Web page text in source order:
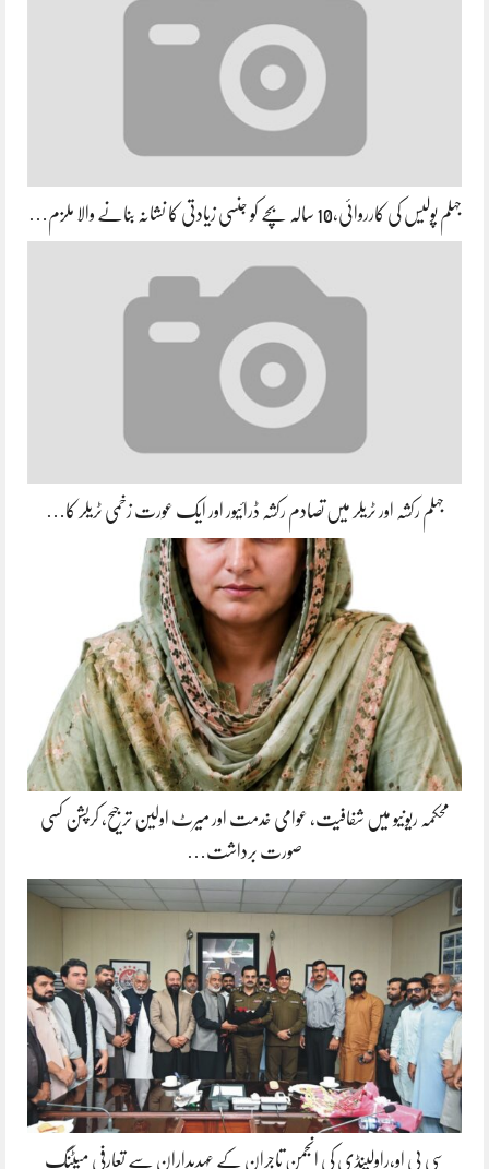
جہلم پولیس کی کارروائی،10 سالہ بچے کو جنسی زیادتی کا نشانہ بنانے والا ملزم…
جہلم رکشہ اور ٹریلر میں تصادم رکشہ ڈرائیور اور ایک عورت زخمی ٹریلر کا…
محکمہ ریونیو میں شفافیت، عوامی خدمت اور میرٹ اولین ترجیح، کرپشن کسی
صورت برداشت…
سی پی او،راولپنڈی کی انجمن تاجران کے عہدیداران سے تعارفی میٹنگ